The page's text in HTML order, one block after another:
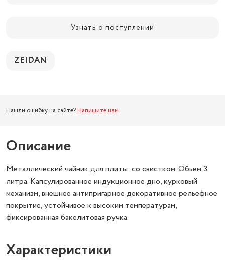
Узнать о поступлении
ZEIDAN
Нашли ошибку на сайте? Напишите нам.
Описание
Металлический чайник для плиты со свистком. Обьем 3
литра. Капсулированное индукционное дно, курковый
механизм, внешнее антипригарное декоративное рельефное
покрытие, устойчивое к высоким температурам,
фиксированная бакелитовая ручка.
Характеристики